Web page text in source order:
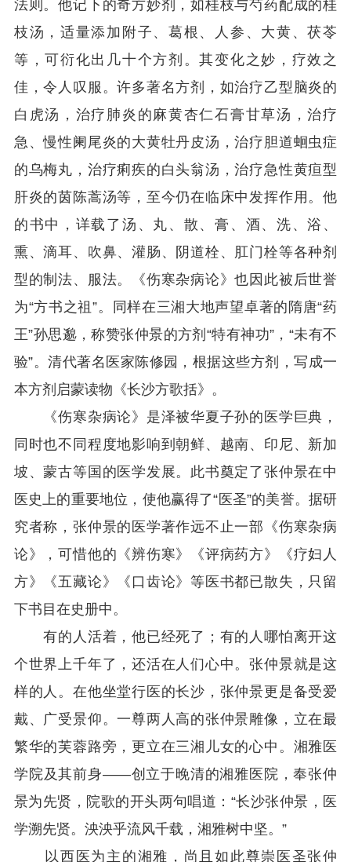
法则。他记下的奇方妙剂，如桂枝与芍药配成的桂
枝汤，适量添加附子、葛根、人参、大黄、茯苓
等，可衍化出几十个方剂。其变化之妙，疗效之
佳，令人叹服。许多著名方剂，如治疗乙型脑炎的
白虎汤，治疗肺炎的麻黄杏仁石膏甘草汤，治疗
急、慢性阑尾炎的大黄牡丹皮汤，治疗胆道蛔虫症
的乌梅丸，治疗痢疾的白头翁汤，治疗急性黄疸型
肝炎的茵陈蒿汤等，至今仍在临床中发挥作用。他
的书中，详载了汤、丸、散、膏、酒、洗、浴、
熏、滴耳、吹鼻、灌肠、阴道栓、肛门栓等各种剂
型的制法、服法。《伤寒杂病论》也因此被后世誉
为“方书之祖”。同样在三湘大地声望卓著的隋唐“药
王”孙思邈，称赞张仲景的方剂“特有神功”，“未有不
验”。清代著名医家陈修园，根据这些方剂，写成一
本方剂启蒙读物《长沙方歌括》。
《伤寒杂病论》是泽被华夏子孙的医学巨典，
同时也不同程度地影响到朝鲜、越南、印尼、新加
坡、蒙古等国的医学发展。此书奠定了张仲景在中
医史上的重要地位，使他赢得了“医圣”的美誉。据研
究者称，张仲景的医学著作远不止一部《伤寒杂病
论》，可惜他的《辨伤寒》《评病药方》《疗妇人
方》《五藏论》《口齿论》等医书都已散失，只留
下书目在史册中。
有的人活着，他已经死了；有的人哪怕离开这
个世界上千年了，还活在人们心中。张仲景就是这
样的人。在他坐堂行医的长沙，张仲景更是备受爱
戴、广受景仰。一尊两人高的张仲景雕像，立在最
繁华的芙蓉路旁，更立在三湘儿女的心中。湘雅医
学院及其前身——创立于晚清的湘雅医院，奉张仲
景为先贤，院歌的开头两句唱道：“长沙张仲景，医
学溯先贤。泱泱乎流风千载，湘雅树中坚。”
以西医为主的湘雅，尚且如此尊崇医圣张仲